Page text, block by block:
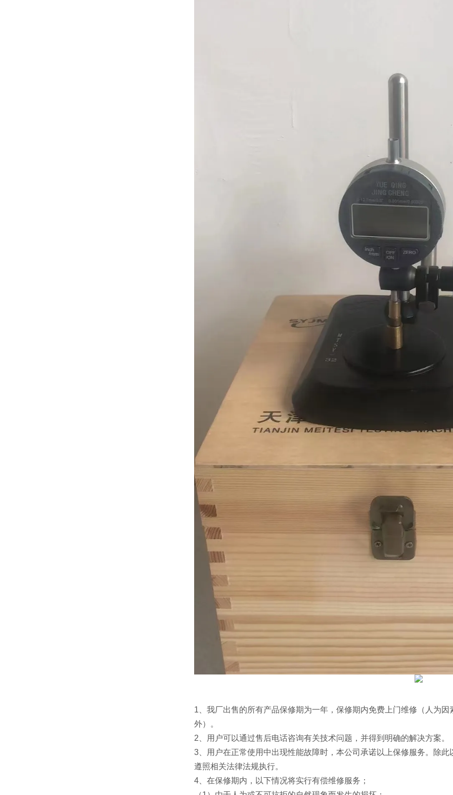
1 、我厂出售的所有产品保修期为一年，保修期内免费上门维修（人为
外）。
2 、用户可以通过售后电话咨询有关技术问题，并得到明确的解决方案。
3 、用户在正常使用中出现性能故障时，本公司承诺以上保修服务。除
遵照相关法律法规执行。
4 、在保修期内，以下情况将实行有偿维修服务；